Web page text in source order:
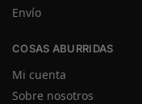
Envío
COSAS ABURRIDAS
Mi cuenta
Sobre nosotros